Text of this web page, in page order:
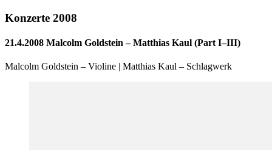
Konzerte 2008
21.4.2008 Malcolm Goldstein – Matthias Kaul (Part I–III)
Malcolm Goldstein – Violine | Matthias Kaul – Schlagwerk